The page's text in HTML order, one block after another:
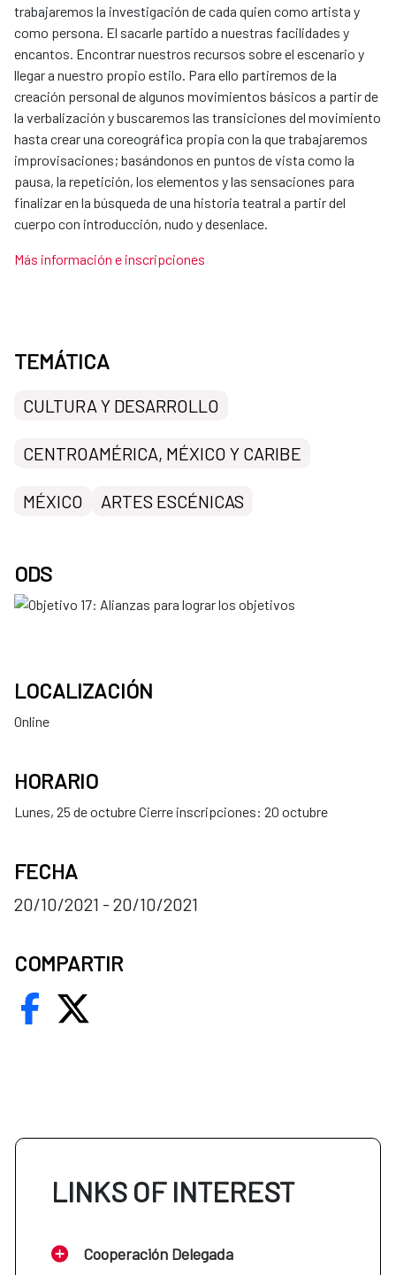
trabajaremos la investigación de cada quien como artista y
como persona. El sacarle partido a nuestras facilidades y
encantos. Encontrar nuestros recursos sobre el escenario y
llegar a nuestro propio estilo. Para ello partiremos de la
creación personal de algunos movimientos básicos a partir de
la verbalización y buscaremos las transiciones del movimiento
hasta crear una coreográfica propia con la que trabajaremos
improvisaciones; basándonos en puntos de vista como la
pausa, la repetición, los elementos y las sensaciones para
finalizar en la búsqueda de una historia teatral a partir del
cuerpo con introducción, nudo y desenlace.
Más información e inscripciones
TEMÁTICA
CULTURA Y DESARROLLO
CENTROAMÉRICA, MÉXICO Y CARIBE
MÉXICO ARTES ESCÉNICAS
ODS
LOCALIZACIÓN
Online
HORARIO
Lunes, 25 de octubre Cierre inscripciones: 20 octubre
FECHA
20/10/2021 - 20/10/2021
COMPARTIR
LINKS OF INTEREST
Cooperación Delegada